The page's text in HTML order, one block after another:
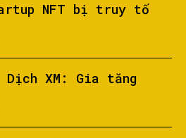
NFT bị truy tố
Dịch XM: Gia tăng